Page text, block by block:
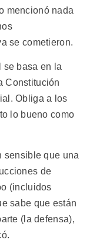
mencionó nada
se cometieron.
se basa en la
Constitución
Obliga a los
lo bueno como
sensible que una
de
(incluidos
sabe que están
(la defensa),